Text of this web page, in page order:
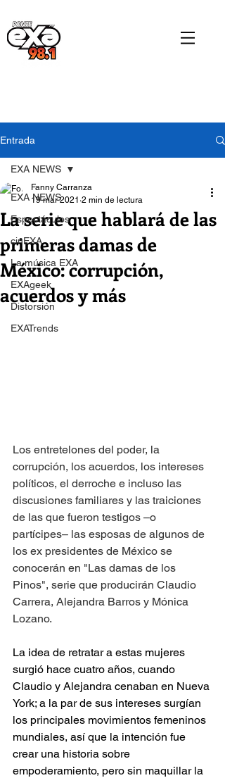
Entrada
EXA NEWS
Espectáculos
cinEXA
La música EXA
EXAgeek
Distorsión
EXATrends
EXA NEWS
La serie que hablará de las
primeras damas de
México: corrupción,
acuerdos y más
Fanny Carranza
19 mar 2021 2 min de lectura
Los entretelones del poder, la
corrupción, los acuerdos, los intereses
políticos, el derroche e incluso las
discusiones familiares y las traiciones
de las que fueron testigos –o
partícipes– las esposas de algunos de
los ex presidentes de México se
conocerán en "Las damas de los
Pinos", serie que producirán Claudio
Carrera, Alejandra Barros y Mónica
Lozano.
La idea de retratar a estas mujeres
surgió hace cuatro años, cuando
Claudio y Alejandra cenaban en Nueva
York; a la par de sus intereses surgían
los principales movimientos femeninos
mundiales, así que la intención fue
crear una historia sobre
empoderamiento, pero sin maquillar la